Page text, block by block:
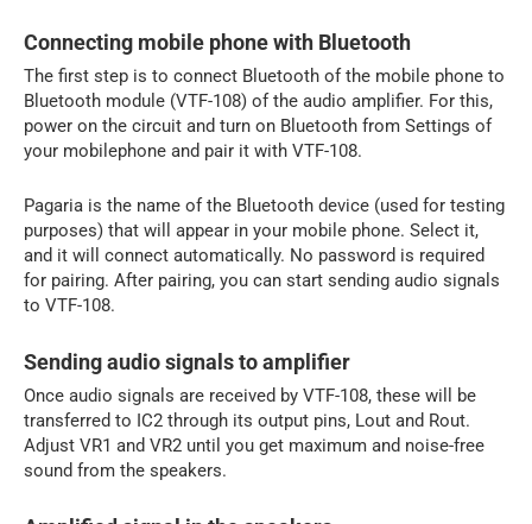
Connecting mobile phone with Bluetooth
The first step is to connect Bluetooth of the mobile phone to
Bluetooth module (VTF-108) of the audio amplifier. For this,
power on the circuit and turn on Bluetooth from Settings of
your mobilephone and pair it with VTF-108.
Pagaria is the name of the Bluetooth device (used for testing
purposes) that will appear in your mobile phone. Select it,
and it will connect automatically. No password is required
for pairing. After pairing, you can start sending audio signals
to VTF-108.
Sending audio signals to amplifier
Once audio signals are received by VTF-108, these will be
transferred to IC2 through its output pins, Lout and Rout.
Adjust VR1 and VR2 until you get maximum and noise-free
sound from the speakers.